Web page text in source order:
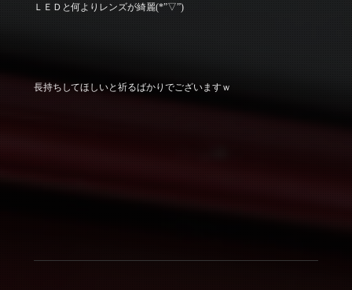
ＬＥＤと何よりレンズが綺麗(*”▽”)
長持ちしてほしいと祈るばかりでございますｗ